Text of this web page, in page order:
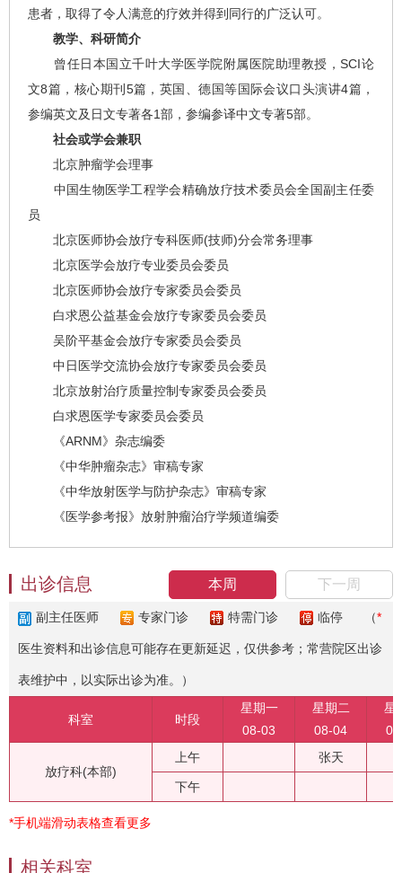
患者，取得了令人满意的疗效并得到同行的广泛认可。
教学、科研简介
曾任日本国立千叶大学医学院附属医院助理教授，SCI论
文8篇，核心期刊5篇，英国、德国等国际会议口头演讲4篇，
参编英文及日文专著各1部，参编参译中文专著5部。
社会或学会兼职
北京肿瘤学会理事
中国生物医学工程学会精确放疗技术委员会全国副主任委
员
北京医师协会放疗专科医师(技师)分会常务理事
北京医学会放疗专业委员会委员
北京医师协会放疗专家委员会委员
白求恩公益基金会放疗专家委员会委员
吴阶平基金会放疗专家委员会委员
中日医学交流协会放疗专家委员会委员
北京放射治疗质量控制专家委员会委员
白求恩医学专家委员会委员
《ARNM》杂志编委
《中华肿瘤杂志》审稿专家
《中华放射医学与防护杂志》审稿专家
《医学参考报》放射肿瘤治疗学频道编委
本周 下一周
出诊信息
副主任医师 专家门诊 特需门诊 临停 （*
医生资料和出诊信息可能存在更新延迟，仅供参考；常营院区出诊
表维护中，以实际出诊为准。）
科室 时段
星期一
08-03
星期二
08-04
星
放疗科(本部)
上午 张天
下午
*手机端滑动表格查看更多
相关科室